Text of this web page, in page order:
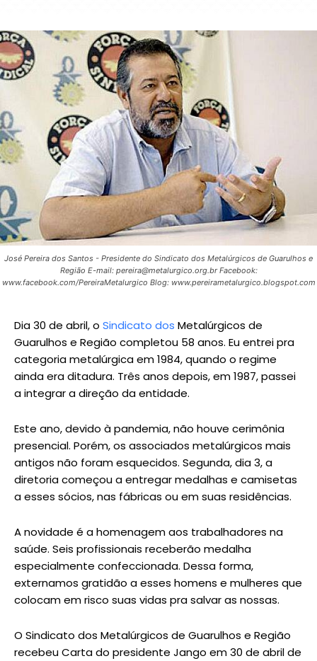
José Pereira dos Santos - Presidente do Sindicato dos Metalúrgicos de Guarulhos e
Região E-mail: pereira@metalurgico.org.br Facebook:
www.facebook.com/PereiraMetalurgico Blog: www.pereirametalurgico.blogspot.com
Dia 30 de abril, o Sindicato dos Metalúrgicos de
Guarulhos e Região completou 58 anos. Eu entrei pra
categoria metalúrgica em 1984, quando o regime
ainda era ditadura. Três anos depois, em 1987, passei
a integrar a direção da entidade.
Este ano, devido à pandemia, não houve cerimônia
presencial. Porém, os associados metalúrgicos mais
antigos não foram esquecidos. Segunda, dia 3, a
diretoria começou a entregar medalhas e camisetas
a esses sócios, nas fábricas ou em suas residências.
A novidade é a homenagem aos trabalhadores na
saúde. Seis profissionais receberão medalha
especialmente confeccionada. Dessa forma,
externamos gratidão a esses homens e mulheres que
colocam em risco suas vidas pra salvar as nossas.
O Sindicato dos Metalúrgicos de Guarulhos e Região
recebeu Carta do presidente Jango em 30 de abril de